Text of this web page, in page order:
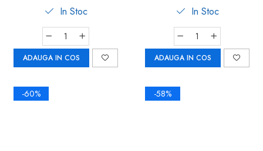
In Stoc
ADAUGA IN COS
In Stoc
ADAUGA IN COS
-60% -58%